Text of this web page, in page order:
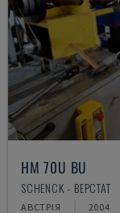
HM 70U BU
SCHENCK - ВЕРСТАТ
АВСТРІЯ 2004